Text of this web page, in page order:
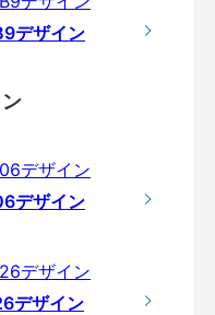
デザイン
デザイン
デザイン